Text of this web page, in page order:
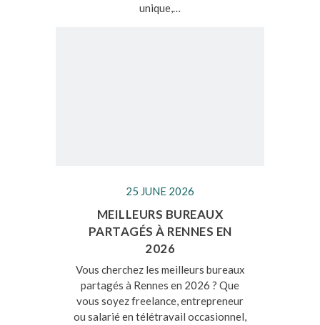
unique,…
25 JUNE 2026
MEILLEURS BUREAUX
PARTAGÉS À RENNES EN
2026
Vous cherchez les meilleurs bureaux
partagés à Rennes en 2026 ? Que
vous soyez freelance, entrepreneur
ou salarié en télétravail occasionnel,